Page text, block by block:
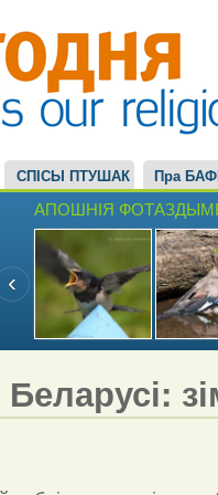
СПІСЫ ПТУШАК Пра
АПОШНІЯ